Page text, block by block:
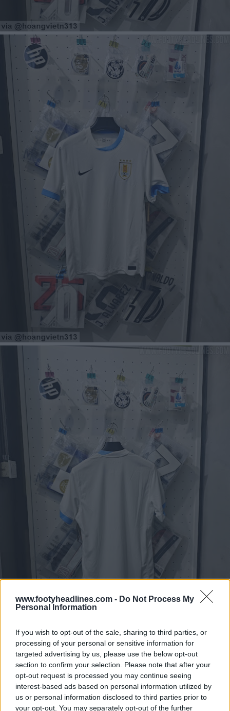
www.footyheadlines.com - Do Not Process My
Personal Information
If you wish to opt-out of the sale, sharing to third parties, or
processing of your personal or sensitive information for
targeted advertising by us, please use the below opt-out
section to confirm your selection. Please note that after your
opt-out request is processed you may continue seeing
interest-based ads based on personal information utilized by
us or personal information disclosed to third parties prior to
your opt-out. You may separately opt-out of the further